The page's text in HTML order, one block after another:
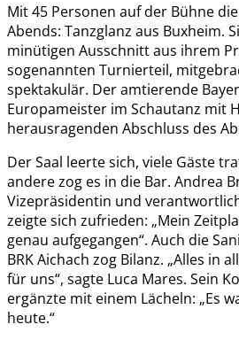
Mit 45 Personen auf der Bühne
Abends: Tanzglanz aus Buxheim.
minütigen Ausschnitt aus ihrem
sogenannten Turnierteil,
spektakulär. Der amtierende
Europameister im Schautanz mit
herausragenden Abschluss des
Der Saal leerte sich, viele Gäste
andere zog es in die Bar. Andrea
Vizepräsidentin und
zeigte sich zufrieden: „Mein
genau aufgegangen“. Auch die
BRK Aichach zog Bilanz. „Alles in
für uns“, sagte Luca Mares. Sein
ergänzte mit einem Lächeln: „Es
heute.“